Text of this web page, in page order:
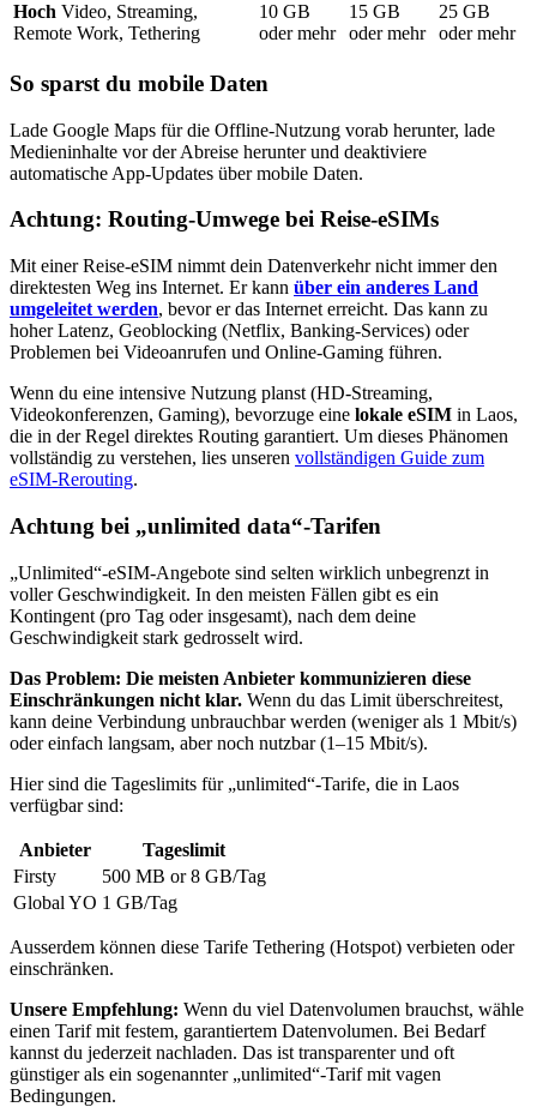
Hoch Video, Streaming,
Remote Work, Tethering
10 GB
oder mehr
15 GB
oder mehr
25 GB
oder mehr
So sparst du mobile Daten
Lade Google Maps für die Offline-Nutzung vorab herunter, lade
Medieninhalte vor der Abreise herunter und deaktiviere
automatische App-Updates über mobile Daten.
Achtung: Routing-Umwege bei Reise-eSIMs
Mit einer Reise-eSIM nimmt dein Datenverkehr nicht immer den
direktesten Weg ins Internet. Er kann über ein anderes Land
umgeleitet werden, bevor er das Internet erreicht. Das kann zu
hoher Latenz, Geoblocking (Netflix, Banking-Services) oder
Problemen bei Videoanrufen und Online-Gaming führen.
Wenn du eine intensive Nutzung planst (HD-Streaming,
Videokonferenzen, Gaming), bevorzuge eine lokale eSIM in Laos,
die in der Regel direktes Routing garantiert. Um dieses Phänomen
vollständig zu verstehen, lies unseren vollständigen Guide zum
eSIM-Rerouting.
Achtung bei „unlimited data“-Tarifen
„Unlimited“-eSIM-Angebote sind selten wirklich unbegrenzt in
voller Geschwindigkeit. In den meisten Fällen gibt es ein
Kontingent (pro Tag oder insgesamt), nach dem deine
Geschwindigkeit stark gedrosselt wird.
Das Problem: Die meisten Anbieter kommunizieren diese
Einschränkungen nicht klar. Wenn du das Limit überschreitest,
kann deine Verbindung unbrauchbar werden (weniger als 1 Mbit/s)
oder einfach langsam, aber noch nutzbar (1–15 Mbit/s).
Hier sind die Tageslimits für „unlimited“-Tarife, die in Laos
verfügbar sind:
Anbieter
Tageslimit
Firsty
500 MB or 8 GB/Tag
Global YO 1 GB/Tag
Ausserdem können diese Tarife Tethering (Hotspot) verbieten oder
einschränken.
Unsere Empfehlung: Wenn du viel Datenvolumen brauchst, wähle
einen Tarif mit festem, garantiertem Datenvolumen. Bei Bedarf
kannst du jederzeit nachladen. Das ist transparenter und oft
günstiger als ein sogenannter „unlimited“-Tarif mit vagen
Bedingungen.